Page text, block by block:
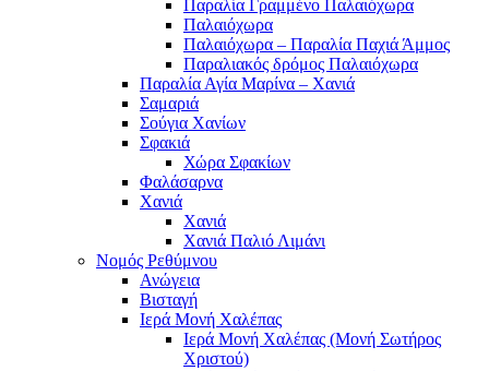
Παραλία Γραμμένο Παλαιόχωρα
Παλαιόχωρα
Παλαιόχωρα – Παραλία Παχιά Άμμος
Παραλιακός δρόμος Παλαιόχωρα
Παραλία Αγία Μαρίνα – Χανιά
Σαμαριά
Σούγια Χανίων
Σφακιά
Χώρα Σφακίων
Φαλάσαρνα
Χανιά
Χανιά
Χανιά Παλιό Λιμάνι
Νομός Ρεθύμνου
Ανώγεια
Βισταγή
Ιερά Μονή Χαλέπας
Ιερά Μονή Χαλέπας (Μονή Σωτήρος
Χριστού)